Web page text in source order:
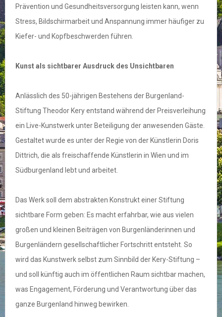
Prävention und Gesundheitsversorgung leisten kann, wenn
Stress, Bildschirmarbeit und Anspannung immer häufiger zu
Kiefer- und Kopfbeschwerden führen.
Kunst als sichtbarer Ausdruck des Unsichtbaren
Anlässlich des 50-jährigen Bestehens der Burgenland-
Stiftung Theodor Kery entstand während der Preisverleihung
ein Live-Kunstwerk unter Beteiligung der anwesenden Gäste.
Gestaltet wurde es unter der Regie von der Künstlerin Doris
Dittrich, die als freischaffende Künstlerin in Wien und im
Südburgenland lebt und arbeitet.
Das Werk soll dem abstrakten Konstrukt einer Stiftung
sichtbare Form geben: Es macht erfahrbar, wie aus vielen
großen und kleinen Beiträgen von Burgenländerinnen und
Burgenländern gesellschaftlicher Fortschritt entsteht. So
wird das Kunstwerk selbst zum Sinnbild der Kery-Stiftung –
und soll künftig auch im öffentlichen Raum sichtbar machen,
was Engagement, Förderung und Verantwortung über das
ganze Burgenland hinweg bewirken.